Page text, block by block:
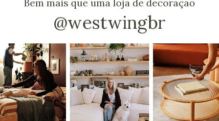
Bem mais que uma loja de decoração
@westwingbr